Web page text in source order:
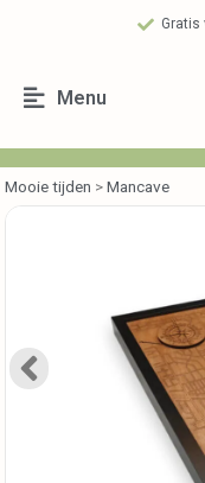
Gratis
Menu
Mooie tijden >Mancave